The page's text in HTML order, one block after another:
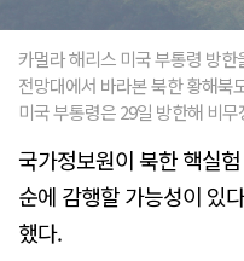
카멀라 해리스 미국 부통령 방
전망대에서 바라본 북한 황해북
미국 부통령은 29일 방한해 비
국가정보원이 북한 핵실
순에 감행할 가능성이 있
했다.